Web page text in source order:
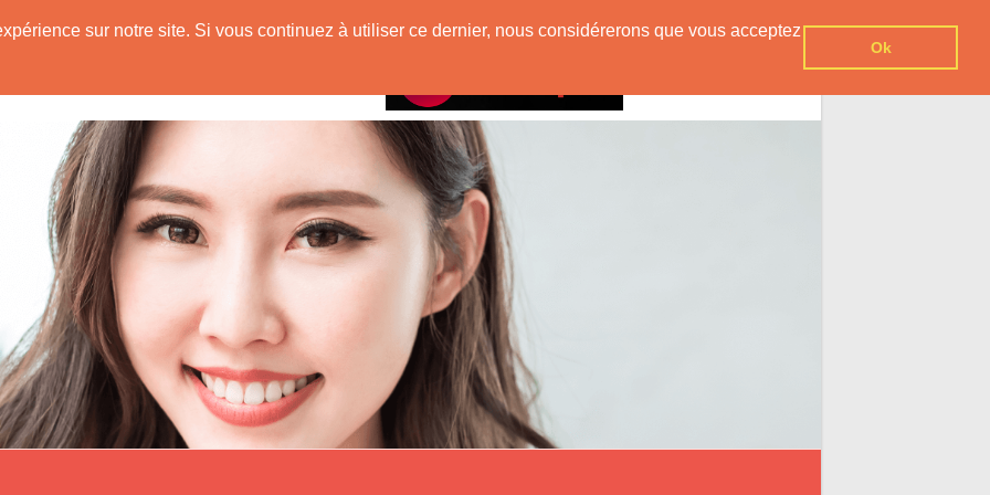
sur notre site. Si vous continuez à utiliser ce dernier, nous considérerons que vous acceptez
Ok
Originaire de Chine !